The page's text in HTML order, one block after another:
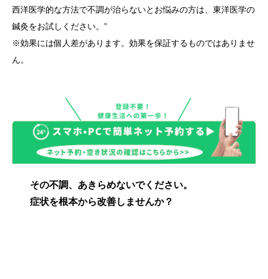
西洋医学的な方法で不調が治らないとお悩みの方は、東洋医学の
鍼灸をお試しください。”
※効果には個人差があります。効果を保証するものではありませ
ん。
その不調、あきらめないでください。
症状を根本から改善しませんか？